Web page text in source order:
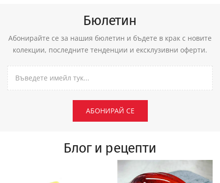
Бюлетин
Абонирайте се за нашия бюлетин и бъдете в крак с новите
колекции, последните тенденции и ексклузивни оферти.
АБОНИРАЙ СЕ
Блог и рецепти